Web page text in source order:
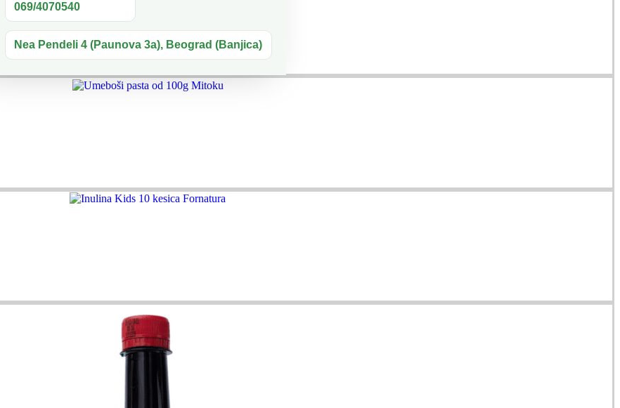
069/4070540
Nea Pendeli 4 (Paunova 3a), Beograd (Banjica)